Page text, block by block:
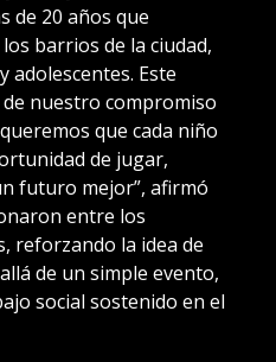
de 20 años que
barrios de la ciudad,
adolescentes. Este
nuestro compromiso
que cada niño
de jugar,
futuro mejor”, afirmó
entre los
reforzando la idea de
de un simple evento,
social sostenido en el